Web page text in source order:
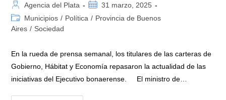
Autor
de
la
Agencia del Plata
Publicación
de
31 marzo, 2025
Categoría
de
entrada:
Municipios / Política / Provincia de Buenos
Aires / Sociedad
En la rueda de prensa semanal, los titulares de las carteras de
Gobierno, Hábitat y Economía repasaron la actualidad de las
iniciativas del Ejecutivo bonaerense. El ministro de…